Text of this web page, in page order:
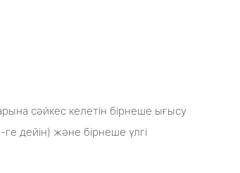
сәйкес келетін бірнеше ығысу
дейін) және бірнеше үлгі